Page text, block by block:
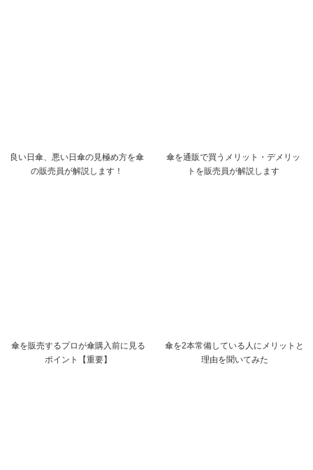
良い日傘、悪い日傘の見極め方を傘
の販売員が解説します！
傘を通販で買うメリット・デメリッ
トを販売員が解説します
傘を販売するプロが傘購入前に見る
ポイント【重要】
傘を2本常備している人にメリットと
理由を聞いてみた